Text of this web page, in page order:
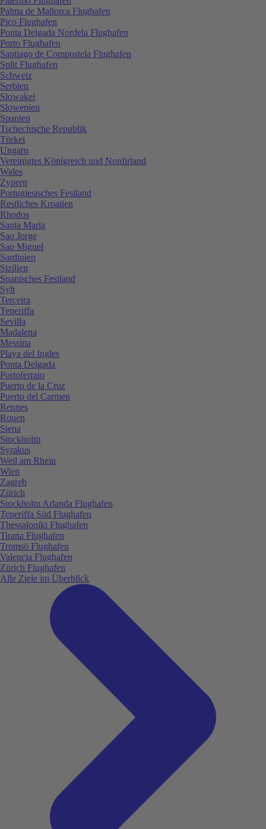
Palma de Mallorca Flughafen
Pico Flughafen
Ponta Delgada Nordela Flughafen
Porto Flughafen
Santiago de Compostela Flughafen
Split Flughafen
Schweiz
Serbien
Slowakei
Slowenien
Spanien
Tschechische Republik
Türkei
Ungarn
Vereinigtes Königreich und Nordirland
Wales
Zypern
Portugiesisches Festland
Restliches Kroatien
Rhodos
Santa Maria
Sao Jorge
Sao Miguel
Sardinien
Sizilien
Spanisches Festland
Sylt
Terceira
Teneriffa
Sevilla
Madalena
Messina
Playa del Ingles
Ponta Delgada
Portoferraio
Puerto de la Cruz
Puerto del Carmen
Rennes
Rouen
Siena
Stockholm
Syrakus
Weil am Rhein
Wien
Zagreb
Zürich
Stockholm Arlanda Flughafen
Teneriffa Süd Flughafen
Thessaloniki Flughafen
Tirana Flughafen
Tromsö Flughafen
Valencia Flughafen
Zürich Flughafen
Alle Ziele im Überblick